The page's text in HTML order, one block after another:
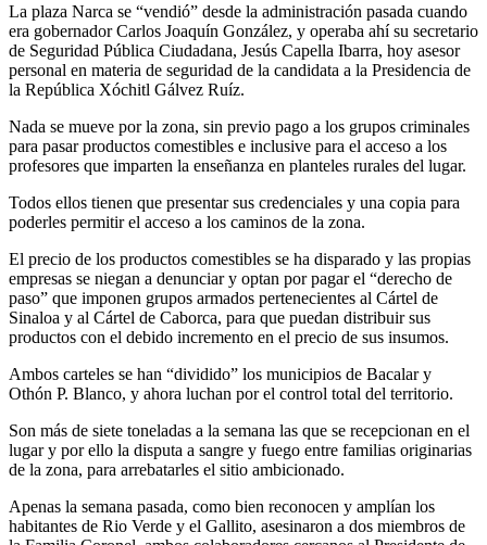
La plaza Narca se “vendió” desde la administración pasada cuando
era gobernador Carlos Joaquín González, y operaba ahí su secretario
de Seguridad Pública Ciudadana, Jesús Capella Ibarra, hoy asesor
personal en materia de seguridad de la candidata a la Presidencia de
la República Xóchitl Gálvez Ruíz.
Nada se mueve por la zona, sin previo pago a los grupos criminales
para pasar productos comestibles e inclusive para el acceso a los
profesores que imparten la enseñanza en planteles rurales del lugar.
Todos ellos tienen que presentar sus credenciales y una copia para
poderles permitir el acceso a los caminos de la zona.
El precio de los productos comestibles se ha disparado y las propias
empresas se niegan a denunciar y optan por pagar el “derecho de
paso” que imponen grupos armados pertenecientes al Cártel de
Sinaloa y al Cártel de Caborca, para que puedan distribuir sus
productos con el debido incremento en el precio de sus insumos.
Ambos carteles se han “dividido” los municipios de Bacalar y
Othón P. Blanco, y ahora luchan por el control total del territorio.
Son más de siete toneladas a la semana las que se recepcionan en el
lugar y por ello la disputa a sangre y fuego entre familias originarias
de la zona, para arrebatarles el sitio ambicionado.
Apenas la semana pasada, como bien reconocen y amplían los
habitantes de Rio Verde y el Gallito, asesinaron a dos miembros de